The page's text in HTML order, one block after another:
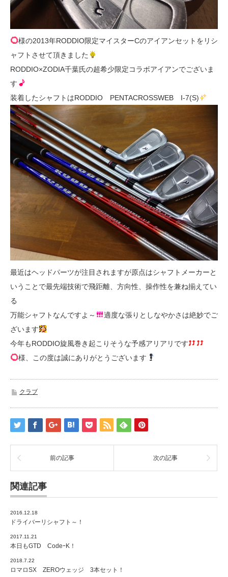
様の2013年RODDIO限定マイスターCのアイアンセットをリシ
ャフトさせて頂きました
RODDIO×ZODIA千葉氏の超希少限定コラボアイアンでございま
す
装着したシャフトはRODDIO PENTACROSSWEB I-7(S)
最近はヘッドパーツが注目されますが原点はシャフトメーカーと
いうことで最先端技術で飛距離、方向性、操作性を兼ね揃えてい
る
万能シャフトなんですよ～
適度な張りとしなやかさは絶妙でご
ざいます
今年もRODDIO旋風巻き起こりそうな予感アリアリです
様、この度は誠にありがとうございます
クラブ
前の記事 次の記事
関連記事
2016.12.18
ドライバーリシャフト～！
2017.11.21
本日もGTD CodeｰK！
2018.7.22
ロマロSX ZEROウェッジ 3本セット！